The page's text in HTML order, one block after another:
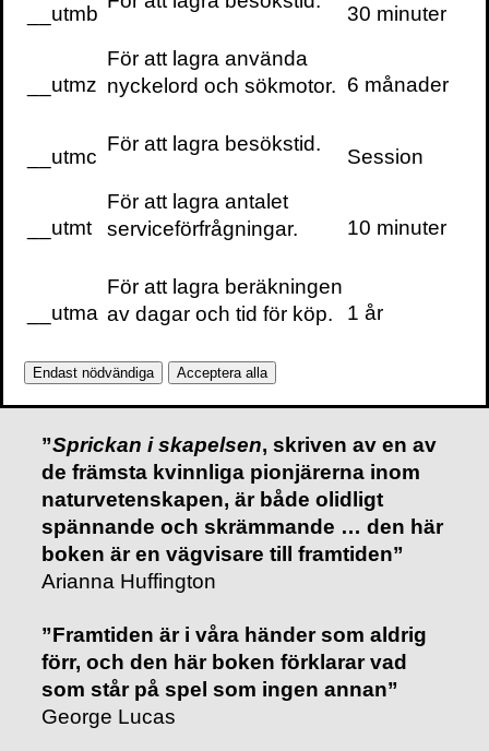
Hör Torill Kornfeldt om CRISPR/Cas9 i
Källstrand, här.
som angår oss alla.”Claes Gustafsson,
ordförande i Nobelkommittén för kemi.
”Ett ovärderligt vittnesmål … vi står i
Guardian
engagerad medborgare”
Review of Books
”Sprickan i skapelsen, skriven av en av
de främsta kvinnliga pionjärerna inom
naturvetenskapen, är både olidligt
spännande och skrämmande … den här
boken är en vägvisare till framtiden”
Arianna Huffington
”Framtiden är i våra händer som aldrig
förr, och den här boken förklarar vad
som står på spel som ingen annan”
George Lucas
__utmb 30 minuter
__utmz
För att lagra använda
nyckelord och sökmotor. 6 månader
__utmc
För att lagra besökstid.
Session
__utmt
För att lagra antalet
serviceförfrågningar.
10 minuter
__utma
För att lagra beräkningen
av dagar och tid för köp.
1 år
Endast nödvändiga Acceptera alla